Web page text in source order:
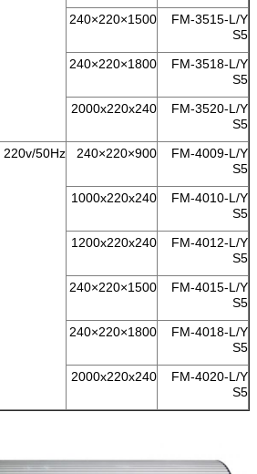
FM-3515-L/Y
S5
1500×220×240
FM-3518-L/Y
S5
1800×220×240
FM-3520-L/Y
S5
2000x220x240
FM-4009-L/Y
S5
900×220×240
220v/50Hz
FM-4010-L/Y
S5
1000x220x240
FM-4012-L/Y
S5
1200x220x240
FM-4015-L/Y
S5
1500×220×240
FM-4018-L/Y
S5
1800×220×240
FM-4020-L/Y
S5
2000x220x240